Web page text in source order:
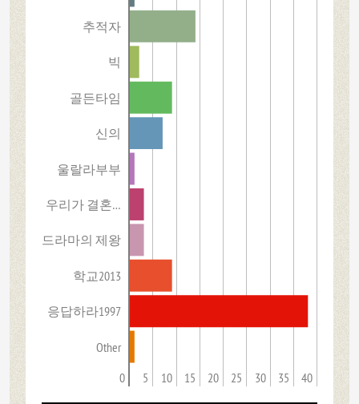
추적자
빅
골든타임
신의
울랄라부부
우리가 결혼…
드라마의 제왕
학교2013
응답하라1997
Other
0 5 10 15 20 25 30 35 40